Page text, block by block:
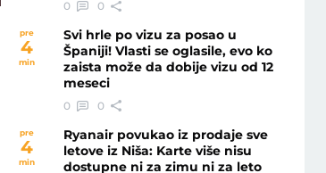
0 0
pre
4
min
Svi hrle po vizu za posao u
Španiji! Vlasti se oglasile, evo ko
zaista može da dobije vizu od 12
meseci
0 0
pre
4
min
Ryanair povukao iz prodaje sve
letove iz Niša: Karte više nisu
dostupne ni za zimu ni za leto